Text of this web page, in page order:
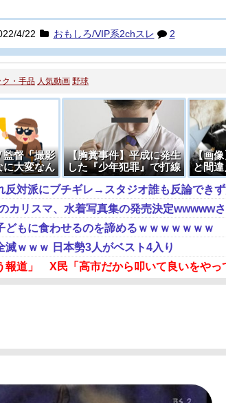
4/22 おもしろ/VIP系2chスレ 2
ク・手品 人気動画 野球
監督「撮影
に大変なん
も無料で見
【胸糞事件】平成に発生
した『少年犯罪』で打線
組んだ
【画
と間
液を
→
反対派にブチギレ→スタジオ誰も反論でき
どもに食わせるのを諦めるｗｗｗｗｗｗｗ
ｗｗｗ 日本勢3人がベスト4入り